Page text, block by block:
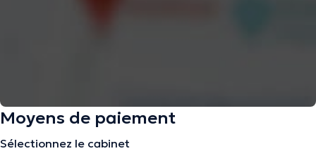
Moyens de paiement
Sélectionnez le cabinet